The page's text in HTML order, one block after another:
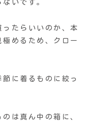
いです。
たらいいのか、本
めるため、クロー
に着るものに絞っ
は真ん中の箱に、